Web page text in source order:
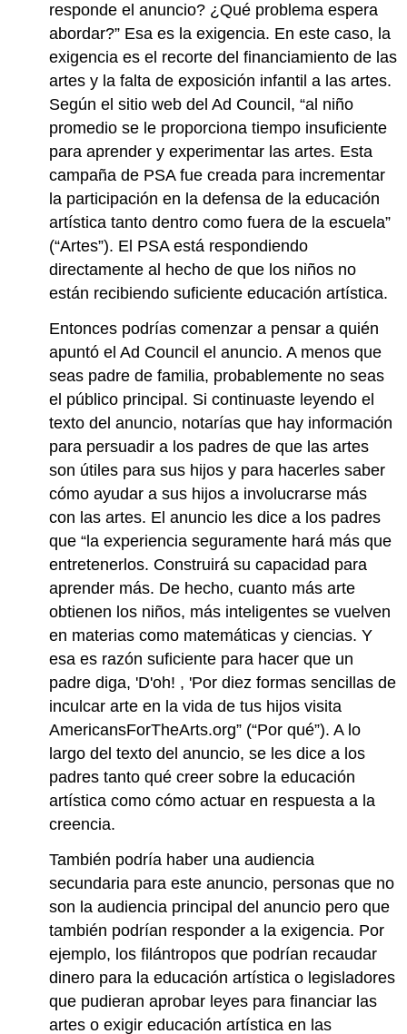
responde el anuncio? ¿Qué problema espera
abordar?” Esa es la exigencia. En este caso, la
exigencia es el recorte del financiamiento de las
artes y la falta de exposición infantil a las artes.
Según el sitio web del Ad Council, “al niño
promedio se le proporciona tiempo insuficiente
para aprender y experimentar las artes. Esta
campaña de PSA fue creada para incrementar
la participación en la defensa de la educación
artística tanto dentro como fuera de la escuela”
(“Artes”). El PSA está respondiendo
directamente al hecho de que los niños no
están recibiendo suficiente educación artística.
Entonces podrías comenzar a pensar a quién
apuntó el Ad Council el anuncio. A menos que
seas padre de familia, probablemente no seas
el público principal. Si continuaste leyendo el
texto del anuncio, notarías que hay información
para persuadir a los padres de que las artes
son útiles para sus hijos y para hacerles saber
cómo ayudar a sus hijos a involucrarse más
con las artes. El anuncio les dice a los padres
que “la experiencia seguramente hará más que
entretenerlos. Construirá su capacidad para
aprender más. De hecho, cuanto más arte
obtienen los niños, más inteligentes se vuelven
en materias como matemáticas y ciencias. Y
esa es razón suficiente para hacer que un
padre diga, 'D'oh! , 'Por diez formas sencillas de
inculcar arte en la vida de tus hijos visita
AmericansForTheArts.org” (“Por qué”). A lo
largo del texto del anuncio, se les dice a los
padres tanto qué creer sobre la educación
artística como cómo actuar en respuesta a la
creencia.
También podría haber una audiencia
secundaria para este anuncio, personas que no
son la audiencia principal del anuncio pero que
también podrían responder a la exigencia. Por
ejemplo, los filántropos que podrían recaudar
dinero para la educación artística o legisladores
que pudieran aprobar leyes para financiar las
artes o exigir educación artística en las